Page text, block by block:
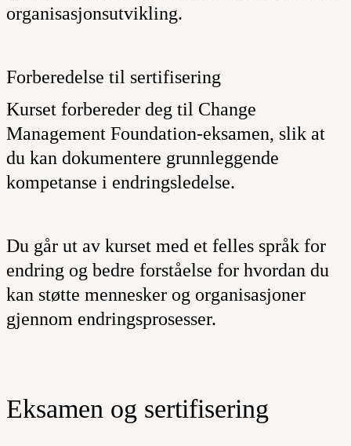
organisasjonsutvikling.
Forberedelse til sertifisering
Kurset forbereder deg til Change
Management Foundation-eksamen, slik at
du kan dokumentere grunnleggende
kompetanse i endringsledelse.
Du går ut av kurset med et felles språk for
endring og bedre forståelse for hvordan du
kan støtte mennesker og organisasjoner
gjennom endringsprosesser.
Eksamen og sertifisering